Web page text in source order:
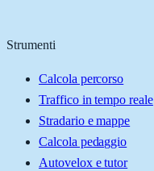
Strumenti
Calcola percorso
Traffico in tempo reale
Stradario e mappe
Calcola pedaggio
Autovelox e tutor